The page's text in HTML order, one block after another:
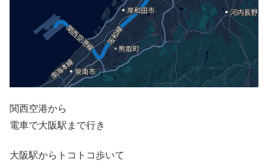
関西空港から
電車で大阪駅まで行き
大阪駅からトコトコ歩いて